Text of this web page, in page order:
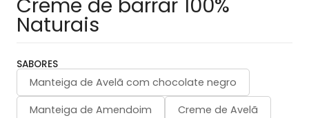
Creme de barrar 100%
Naturais
SABORES
Manteiga de Avelã com chocolate negro
Manteiga de Amendoim
Creme de Avelã